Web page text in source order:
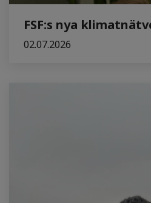
FSF:s nya
02.07.2026